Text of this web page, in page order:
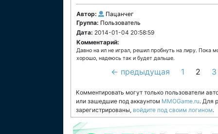
Автор:
Пацанчег
Группа: Пользователь
Дата: 2014-01-04 20:58:59
Комментарий:
Давно на ил не играл, решил пробнуть на лиру. Пока
хорошо, надеюсь так и будет дальше.
← предыдущая 1 2 3
Комментировать могут только пользователи
или зашедшие под аккаунтом MMOGame.ru. Для
зарегистрированы, войдите под своим логином.